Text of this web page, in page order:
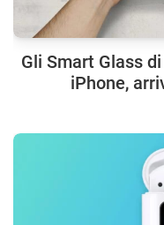
Gli Smart Glass
iPhone,